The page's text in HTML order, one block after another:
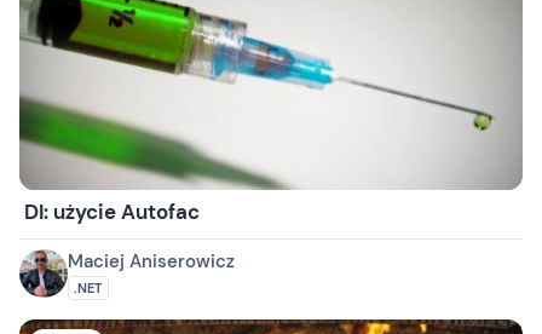
DI: użycie Autofac
Maciej Aniserowicz
.NET